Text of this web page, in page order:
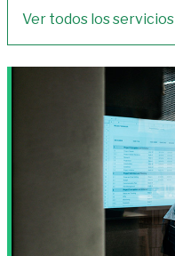
Ver todos los servicios